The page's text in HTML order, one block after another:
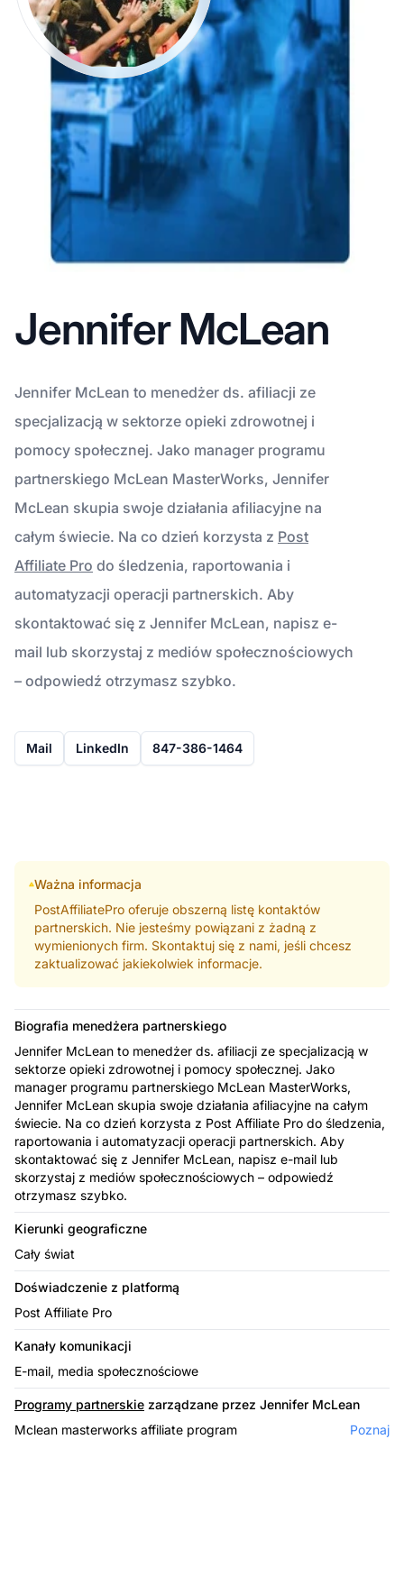
Jennifer McLean
Jennifer McLean to menedżer ds. afiliacji ze
specjalizacją w sektorze opieki zdrowotnej i
pomocy społecznej. Jako manager programu
partnerskiego McLean MasterWorks, Jennifer
McLean skupia swoje działania afiliacyjne na
całym świecie. Na co dzień korzysta z Post
Affiliate Pro do śledzenia, raportowania i
automatyzacji operacji partnerskich. Aby
skontaktować się z Jennifer McLean, napisz e-
mail lub skorzystaj z mediów społecznościowych
– odpowiedź otrzymasz szybko.
Mail LinkedIn 847-386-1464
Ważna informacja
PostAffiliatePro oferuje obszerną listę kontaktów
partnerskich. Nie jesteśmy powiązani z żadną z
wymienionych firm. Skontaktuj się z nami, jeśli chcesz
zaktualizować jakiekolwiek informacje.
Biografia menedżera partnerskiego
Jennifer McLean to menedżer ds. afiliacji ze specjalizacją w
sektorze opieki zdrowotnej i pomocy społecznej. Jako
manager programu partnerskiego McLean MasterWorks,
Jennifer McLean skupia swoje działania afiliacyjne na całym
świecie. Na co dzień korzysta z Post Affiliate Pro do śledzenia,
raportowania i automatyzacji operacji partnerskich. Aby
skontaktować się z Jennifer McLean, napisz e-mail lub
skorzystaj z mediów społecznościowych – odpowiedź
otrzymasz szybko.
Kierunki geograficzne
Cały świat
Doświadczenie z platformą
Post Affiliate Pro
Kanały komunikacji
E-mail, media społecznościowe
Programy partnerskie zarządzane przez Jennifer McLean
Mclean masterworks affiliate program
Poznaj